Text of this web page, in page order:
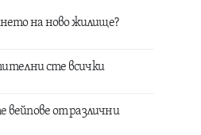
на ново жилище?
сте всички
вейпове от различни